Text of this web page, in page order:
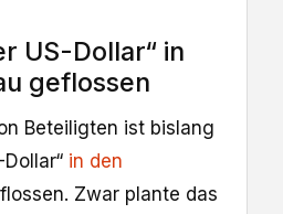
US-Dollar“ in
geflossen
Beteiligten ist bislang
in den
Zwar plante das